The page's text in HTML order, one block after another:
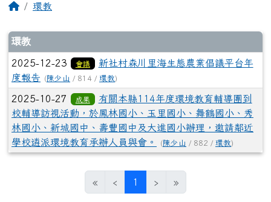
回首頁
環教
文章列表
環教
2025-12-23 會議
新社村森川里海生態農業倡議平台年
度報告
(陳少山 / 814 / 環教)
2025-10-27 成果
有關本縣114年度環境教育輔導團到
校輔導訪視活動，於鳳林國小、玉里國小、舞鶴國小、秀
林國小、新城國中、壽豐國中及大進國小辦理，邀請鄰近
學校遴派環境教育承辦人員與會。
(陳少山 / 882 / 環教)
« ‹ 1 (目前頁次)
› »